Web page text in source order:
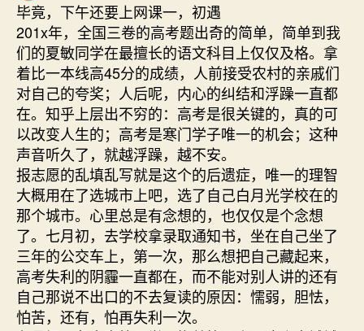
毕竟，下午还要上网课一，初遇
201x年，全国三卷的高考题出奇的简单，简单到我
们的夏敏同学在最擅长的语文科目上仅仅及格。拿
着比一本线高45分的成绩，人前接受农村的亲戚们
对自己的夸奖；人后呢，内心的纠结和浮躁一直都
在。知乎上层出不穷的：高考是很关键的，真的可
以改变人生的；高考是寒门学子唯一的机会；这种
声音听久了，就越浮躁，越不安。
报志愿的乱填乱写就是这个的后遗症，唯一的理智
大概用在了选城市上吧，选了自己白月光学校在的
那个城市。心里总是有念想的，也仅仅是个念想
了。七月初，去学校拿录取通知书，坐在自己坐了
三年的公交车上，第一次，那么想把自己藏起来，
高考失利的阴霾一直都在，而不能对别人讲的还有
自己那说不出口的不去复读的原因：懦弱，胆怯，
怕苦，还有，怕再失利一次。